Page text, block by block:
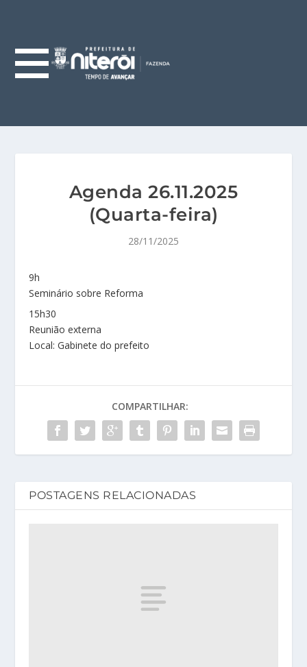
Agenda 26.11.2025
(Quarta-feira)
28/11/2025
9h
Seminário sobre Reforma
15h30
Reunião externa
Local: Gabinete do prefeito
COMPARTILHAR:
POSTAGENS RELACIONADAS